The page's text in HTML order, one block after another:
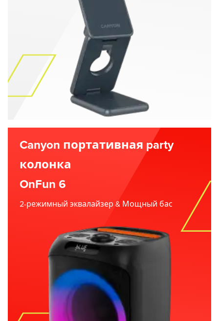
Canyon портативная party
колонка
OnFun 6
2-режимный эквалайзер & Мощный бас